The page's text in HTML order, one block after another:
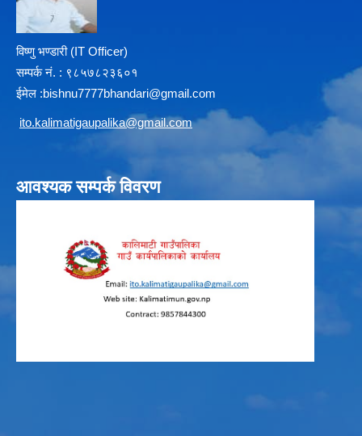
विष्णु भण्डारी (IT Officer)
सम्पर्क न‌ं. : ९८५७८२३६०१
ईमेल :bishnu7777bhandari@gmail.com
ito.kalimatigaupalika@gmail.com
आवश्यक सम्पर्क विवरण